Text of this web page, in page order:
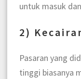
untuk masuk
2)
Pasaran yang
tinggi biasanya